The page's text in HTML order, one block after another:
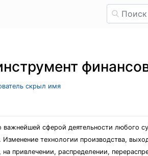
скрыл имя
сферой деятельности любого
Изменение технологии производства,
привлечении, распределении,